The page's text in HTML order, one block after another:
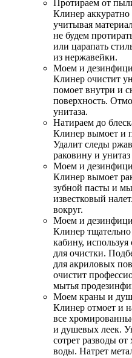
Протираем от
Клинер
учитывая
не будем
или царапать
из нержавейки.
Моем и
Клинер очистит
помоет внутри и
поверхность.
унитаза.
Натираем до
Клинер вымоет и
Удалит следы
раковину и унитаз
Моем и
Клинер вымоет
зубной пасты и
известковый
вокруг.
Моем и
Клинер
кабину, используя
для очистки.
для акриловых
очистит
мытья
Моем краны и
Клинер отмоет и
все
и душевых леек.
сотрет разводы
воды. Натрет